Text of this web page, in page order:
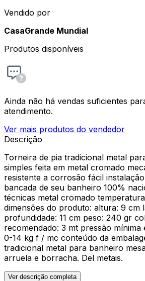
Vendido por
CasaGrande Mundial
Produtos disponíveis
Ainda não há vendas suficientes
atendimento.
Ver mais produtos do vendedor
Descrição
Torneira de pia tradicional metal
simples feita em metal cromado
resistente a corrosão fácil
bancada de seu banheiro 100%
técnicas metal cromado
dimensões do produto: altura: 9 cm
profundidade: 11 cm peso: 240 gr
recomendado: 3 mt pressão mínima
0-14 kg f / mc conteúdo da
tradicional metal para banheiro
arruela e borracha. Del metais.
Ver descrição completa